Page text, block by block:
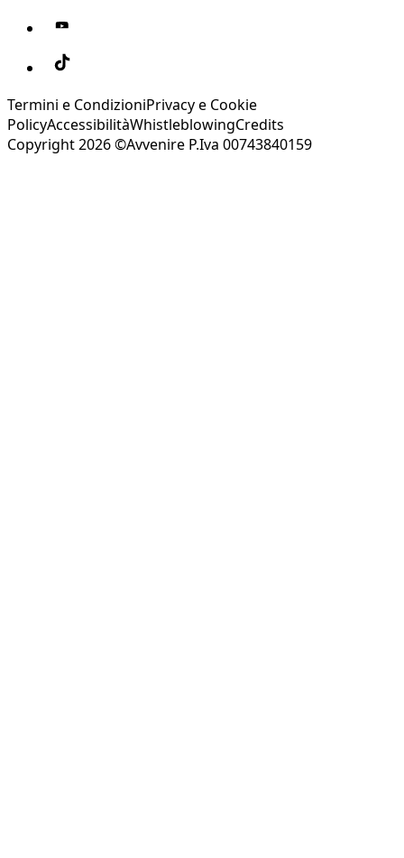
Termini e CondizioniPrivacy e Cookie
PolicyAccessibilitàWhistleblowingCredits
Copyright 2026 ©Avvenire P.Iva 00743840159